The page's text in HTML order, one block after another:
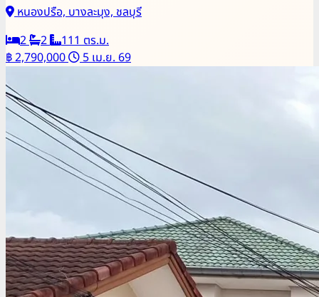
หนองปรือ, บางละมุง, ชลบุรี
2
2
111 ตร.ม.
฿ 2,790,000
5 เม.ย. 69